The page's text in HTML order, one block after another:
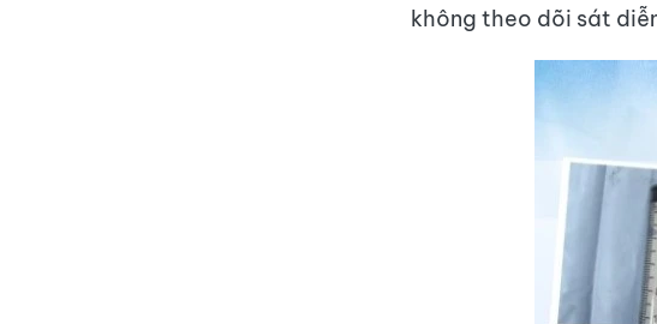
không theo dõi sát